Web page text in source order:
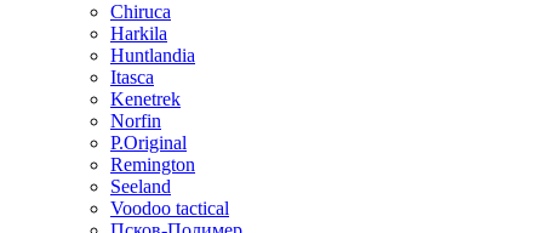
Chiruсa
Harkila
Huntlandia
Itasca
Kenetrek
Norfin
P.Original
Remington
Seeland
Voodoo tactical